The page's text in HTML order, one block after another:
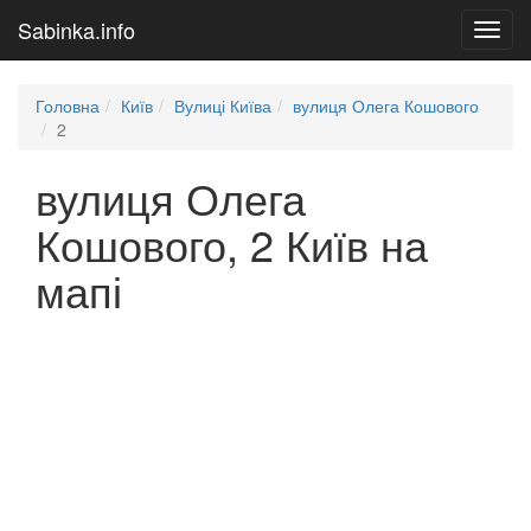
Sabinka.info
Головна Київ Вулиці Київа
вулиця Олега Кошового
2
вулиця Олега
Кошового, 2 Київ на
мапі